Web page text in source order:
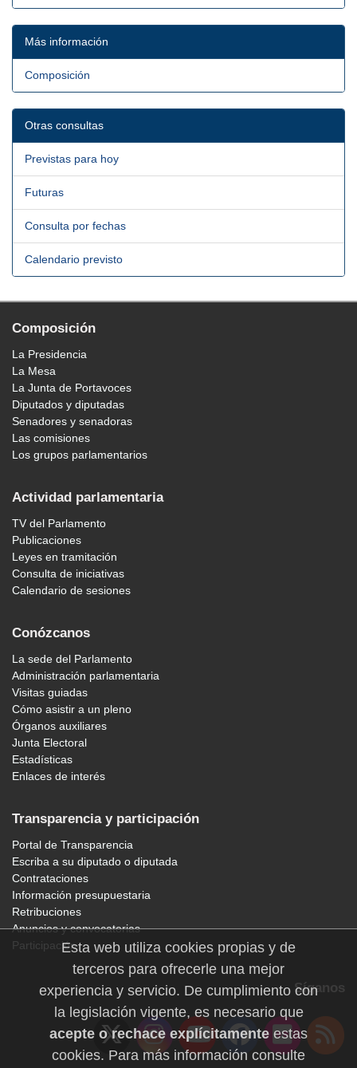
Más información
Composición
Otras consultas
Previstas para hoy
Futuras
Consulta por fechas
Calendario previsto
Composición
La Presidencia
La Mesa
La Junta de Portavoces
Diputados y diputadas
Senadores y senadoras
Las comisiones
Los grupos parlamentarios
Actividad parlamentaria
TV del Parlamento
Publicaciones
Leyes en tramitación
Consulta de iniciativas
Calendario de sesiones
Conózcanos
La sede del Parlamento
Administración parlamentaria
Visitas guiadas
Cómo asistir a un pleno
Órganos auxiliares
Junta Electoral
Estadísticas
Enlaces de interés
Transparencia y participación
Portal de Transparencia
Escriba a su diputado o diputada
Contrataciones
Información presupuestaria
Retribuciones
Anuncios y convocatorias
Participación
Síganos
Esta web utiliza cookies propias y de
terceros para ofrecerle una mejor
experiencia y servicio. De cumplimiento con
la legislación vigente, es necesario que
acepte o rechace explícitamente estas
cookies. Para más información consulte